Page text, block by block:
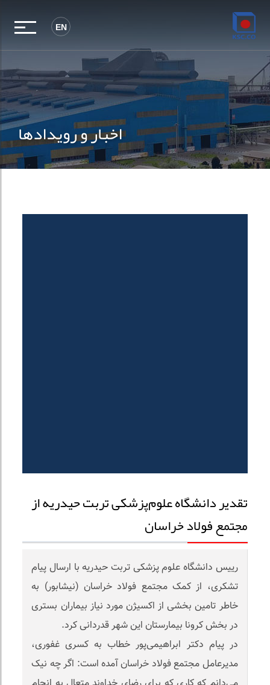
EN
اخبار و رویدادها
تقدیر دانشگاه علوم‌پزشکی تربت حیدریه از
مجتمع فولاد خراسان
رییس دانشگاه علوم پزشکی تربت حیدریه با ارسال پیام
تشکری، از کمک مجتمع فولاد خراسان (نیشابور) به
خاطر تامین بخشی از اکسیژن مورد نیاز بیماران بستری
در بخش کرونا بیمارستان این شهر قدردانی کرد.
در پیام دکتر ابراهیمی‌پور خطاب به کسری غفوری،
مدیرعامل مجتمع فولاد خراسان آمده است: اگر چه نیک